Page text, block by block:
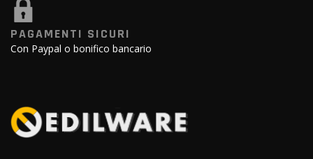
PAGAMENTI SICURI
Con Paypal o bonifico bancario